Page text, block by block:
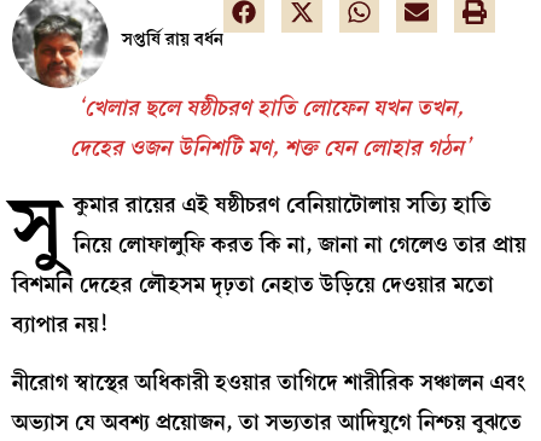
সপ্তর্ষি রায় বর্ধন
‘খেলার ছলে ষষ্ঠীচরণ হাতি লোফেন যখন তখন,
দেহের ওজন উনিশটি মণ, শক্ত যেন লোহার গঠন’
সু কুমার রায়ের এই ষষ্ঠীচরণ বেনিয়াটোলায় সত্যি হাতি
নিয়ে লোফালুফি করত কি না, জানা না গেলেও তার প্রায়
বিশমনি দেহের লৌহসম দৃঢ়তা নেহাত উড়িয়ে দেওয়ার মতো
ব্যাপার নয়!
নীরোগ স্বাস্থের অধিকারী হওয়ার তাগিদে শারীরিক সঞ্চালন এবং
অভ্যাস যে অবশ্য প্রয়োজন, তা সভ্যতার আদিযুগে নিশ্চয় বুঝতে